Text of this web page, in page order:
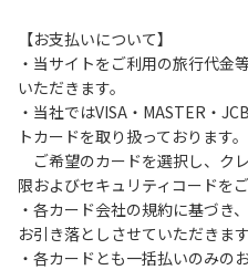
は、お持ち帰りをお願いします
【禁止事項】
カラオケ、発電機、地面での
ァイヤー、打ち上げ式花火、
【注意事項】
当キャンプ場のそばを流れる
時間で増水し、川原で遊んで
すく、過去にも増水により人
【お支払いについて】
・当サイトをご利用の旅行代金
いただきます。
・当社ではVISA・MASTER・
トカードを取り扱っております。
ご希望のカードを選択し、ク
限およびセキュリティコードを
・各カード会社の規約に基づき
お引き落としさせていただきます
・各カードとも一括払いのみの